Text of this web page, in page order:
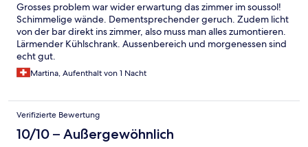
Grosses problem war wider erwartung das zimmer im soussol!
Schimmelige wände. Dementsprechender geruch. Zudem licht
von der bar direkt ins zimmer, also muss man alles zumontieren.
Lärmender Kühlschrank. Aussenbereich und morgenessen sind
echt gut.
Martina, Aufenthalt von 1 Nacht
Verifizierte Bewertung
10/10 – Außergewöhnlich